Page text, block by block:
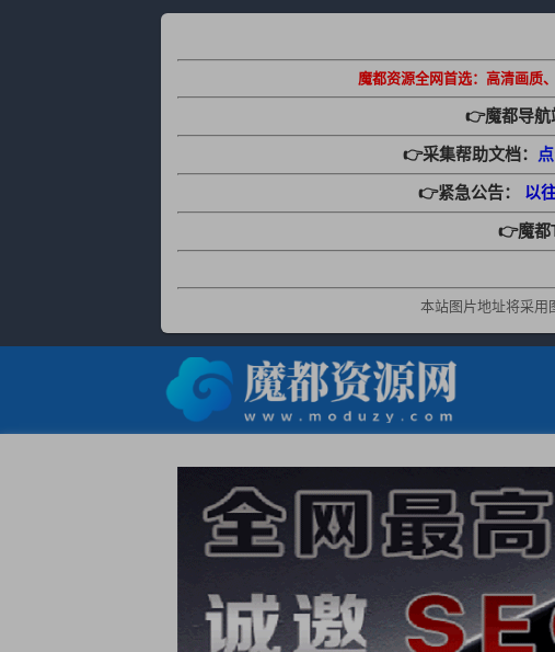
魔都资源全网首选：高清画质
👉魔都导航
👉采集帮助文档：
👉紧急公告： 以
👉魔都
本站图片地址将采用